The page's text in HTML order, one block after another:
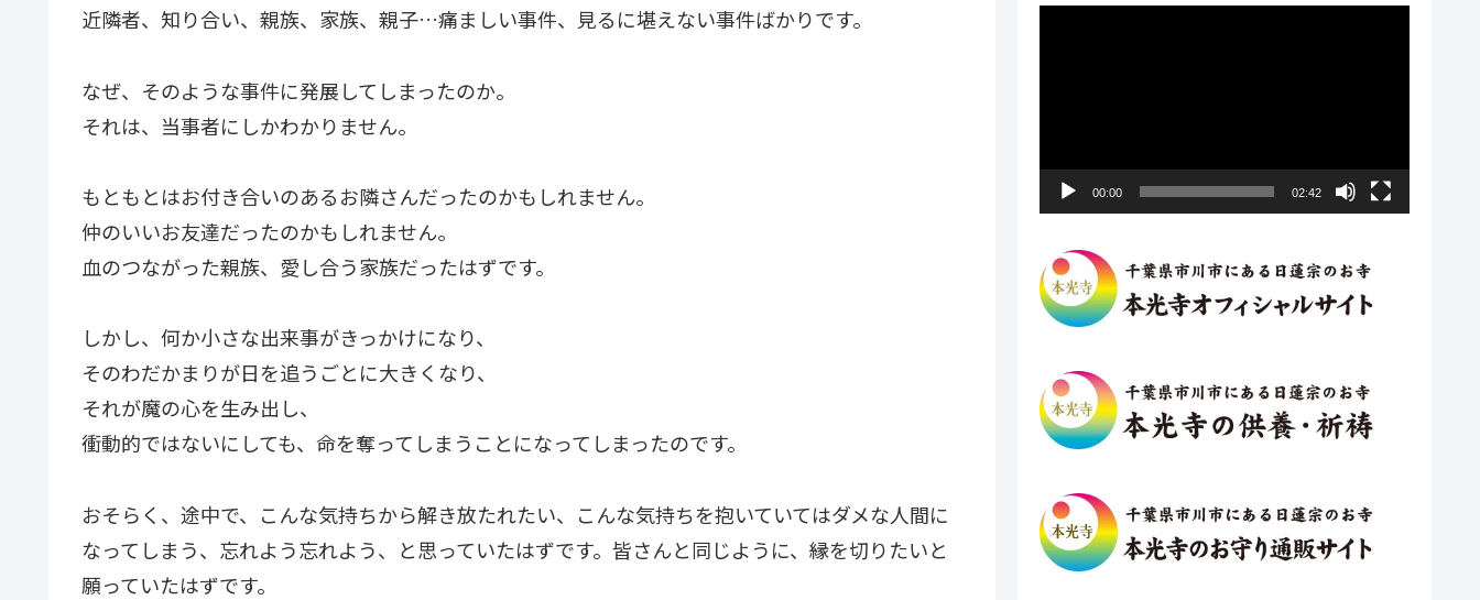
近隣者、知り合い、親族、家族、親子…痛ましい事件、見るに堪えない事件ばかりです。
なぜ、そのような事件に発展してしまったのか。
それは、当事者にしかわかりません。
もともとはお付き合いのあるお隣さんだったのかもしれません。
仲のいいお友達だったのかもしれません。
血のつながった親族、愛し合う家族だったはずです。
しかし、何か小さな出来事がきっかけになり、
そのわだかまりが日を追うごとに大きくなり、
それが魔の心を生み出し、
衝動的ではないにしても、命を奪ってしまうことになってしまったのです。
おそらく、途中で、こんな気持ちから解き放たれたい、こんな気持ちを抱いていてはダメな人間に
なってしまう、忘れよう忘れよう、と思っていたはずです。皆さんと同じように、縁を切りたいと
願っていたはずです。
ー
00:00 02:42